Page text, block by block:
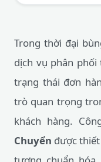
Trong thời đại
dịch vụ phân
trạng thái đơn
trò quan trọng
khách hàng.
Chuyển được